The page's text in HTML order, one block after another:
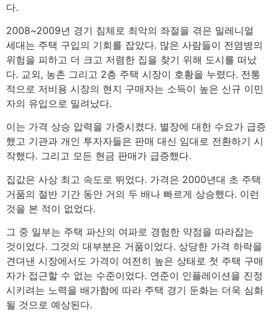
다.
2008~2009년 경기 침체로 최악의 좌절을 겪은 밀레니얼
세대는 주택 구입의 기회를 잡았다. 많은 사람들이 전염병의
위험을 피하고 더 크고 저렴한 집을 찾기 위해 도시를 떠났
다. 교외, 농촌 그리고 2층 주택 시장이 호황을 누렸다. 전통
적으로 저비용 시장의 현지 구매자는 소득이 높은 신규 이민
자의 유입으로 밀려났다.
이는 가격 상승 압력을 가중시켰다. 별장에 대한 수요가 급증
했고 기관과 개인 투자자들은 판매 대신 임대로 전환하기 시
작했다. 그리고 모든 현금 판매가 급증했다.
집값은 사상 최고 속도로 뛰었다. 가격은 2000년대 초 주택
거품의 절반 기간 동안 거의 두 배나 빠르게 상승했다. 이런
것을 본 적이 없었다.
그 중 일부는 주택 파산의 여파로 경험한 약점을 따라잡는
것이었다. 그것의 대부분은 거품이었다. 상당한 가격 하락을
견뎌낸 시장에서도 가격이 여전히 높은 상태로 첫 주택 구매
자가 접근할 수 없는 수준이었다. 연준이 인플레이션을 진정
시키려는 노력을 배가함에 따라 주택 경기 둔화는 더욱 심화
될 것으로 예상된다.